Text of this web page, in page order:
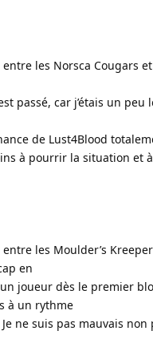
les Norsca Cougars
passé, car j’étais un peu
de Lust4Blood
à pourrir la situation et
les Moulder’s
en
joueur dès le premier
à un rythme
ne suis pas mauvais non